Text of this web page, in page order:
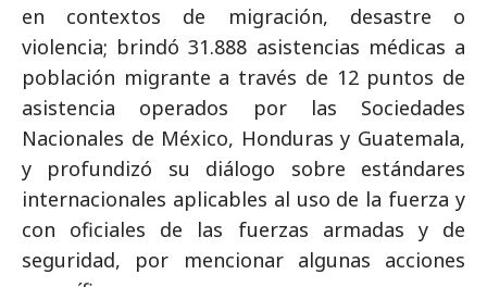
en contextos de migración, desastre o
violencia; brindó 31.888 asistencias médicas a
población migrante a través de 12 puntos de
asistencia operados por las Sociedades
Nacionales de México, Honduras y Guatemala,
y profundizó su diálogo sobre estándares
internacionales aplicables al uso de la fuerza y
con oficiales de las fuerzas armadas y de
seguridad, por mencionar algunas acciones